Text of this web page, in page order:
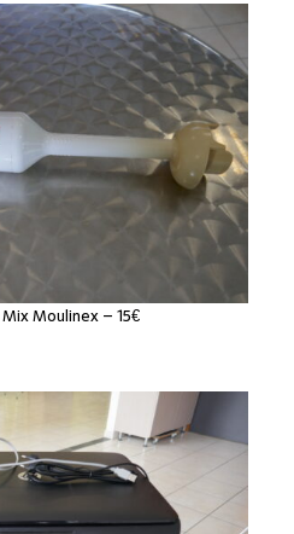
Moulinex – 15€